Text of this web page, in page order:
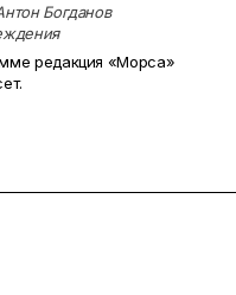
Богданов
редакция «Морса»